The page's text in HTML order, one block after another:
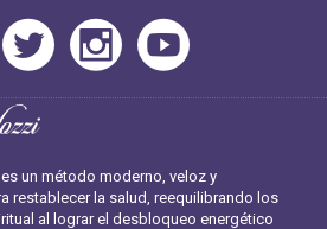
un método moderno, veloz y
restablecer la salud, reequilibrando los
al lograr el desbloqueo energético